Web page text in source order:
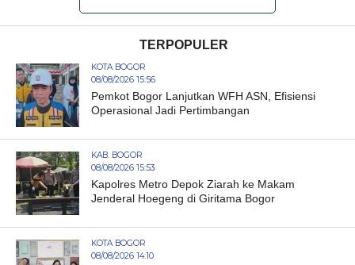
TERPOPULER
KOTA BOGOR
08/08/2026 15:56
Pemkot Bogor Lanjutkan WFH ASN, Efisiensi
Operasional Jadi Pertimbangan
KAB. BOGOR
08/08/2026 15:53
Kapolres Metro Depok Ziarah ke Makam
Jenderal Hoegeng di Giritama Bogor
KOTA BOGOR
08/08/2026 14:10